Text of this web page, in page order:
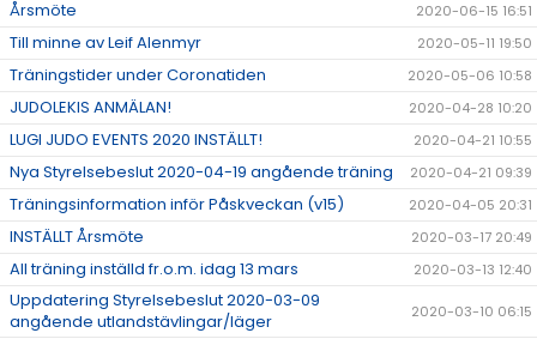
Årsmöte 2020-06-15 16:51
Till minne av Leif Alenmyr 2020-05-11 19:50
Träningstider under Coronatiden 2020-05-06 10:58
JUDOLEKIS ANMÄLAN! 2020-04-28 10:20
LUGI JUDO EVENTS 2020 INSTÄLLT! 2020-04-21 10:55
Nya Styrelsebeslut 2020-04-19 angående träning 2020-04-21 09:39
Träningsinformation inför Påskveckan (v15) 2020-04-05 20:31
INSTÄLLT Årsmöte 2020-03-17 20:49
All träning inställd fr.o.m. idag 13 mars 2020-03-13 12:40
Uppdatering Styrelsebeslut 2020-03-09
angående utlandstävlingar/läger
2020-03-10 06:15